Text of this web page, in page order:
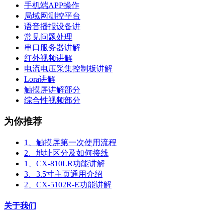
手机端APP操作
局域网测控平台
语音播报设备讲
常见问题处理
串口服务器讲解
红外视频讲解
电流电压采集控制板讲解
Lora讲解
触摸屏讲解部分
综合性视频部分
为你推荐
1、触摸屏第一次使用流程
2、地址区分及如何接线
1、CX-810LR功能讲解
3、3.5寸主页通用介绍
2、CX-5102R-E功能讲解
关于我们